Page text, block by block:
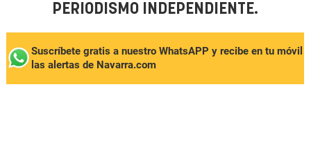
PERIODISMO INDEPENDIENTE.
Suscríbete gratis a nuestro WhatsAPP y recibe en tu móvil
las alertas de Navarra.com